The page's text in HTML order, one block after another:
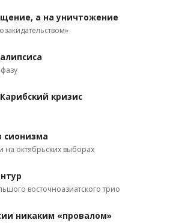
а на уничтожение
кризис
сионизма
на октябрьских выборах
восточноазиатского трио
никаким «провалом»